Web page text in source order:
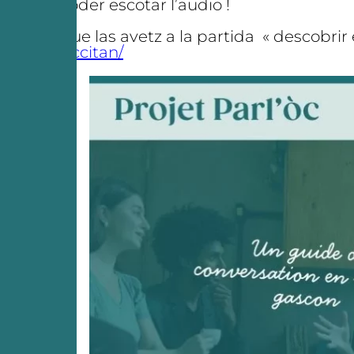
poder escotar l’audio !
Que las avetz a la partida «
loccitan/